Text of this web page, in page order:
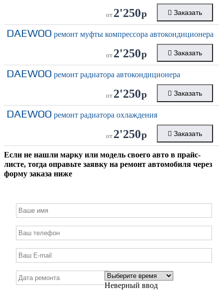
от 2'250р Заказать
DAEWOO ремонт муфты компрессора автокондиционера
от 2'250р Заказать
DAEWOO ремонт радиатора автокондиционера
от 2'250р Заказать
DAEWOO ремонт радиатора охлаждения
от 2'250р Заказать
Если не нашли марку или модель своего авто в прайс-
листе, тогда оправьте заявку на ремонт автомобиля через
форму заказа ниже
Неверный ввод